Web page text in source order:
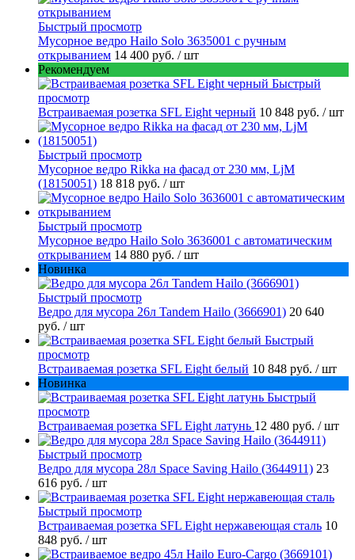
Быстрый просмотр
Мусорное ведро Hailo Solo 3635001 c ручным
открыванием 14 400 руб. / шт
Рекомендуем
Быстрый
просмотр
Встраиваемая розетка SFL Eight черный 10 848 руб. / шт
Быстрый просмотр
Мусорное ведро Rikka на фасад от 230 мм, LjM
(18150051) 18 818 руб. / шт
Быстрый просмотр
Мусорное ведро Hailo Solo 3636001 с автоматическим
открыванием 14 880 руб. / шт
Новинка
Быстрый просмотр
Ведро для мусора 26л Tandem Hailo (3666901) 20 640
руб. / шт
Быстрый
просмотр
Встраиваемая розетка SFL Eight белый 10 848 руб. / шт
Новинка
Быстрый
просмотр
Встраиваемая розетка SFL Eight латунь 12 480 руб. / шт
Быстрый просмотр
Ведро для мусора 28л Space Saving Hailo (3644911) 23
616 руб. / шт
Быстрый просмотр
Встраиваемая розетка SFL Eight нержавеющая сталь 10
848 руб. / шт